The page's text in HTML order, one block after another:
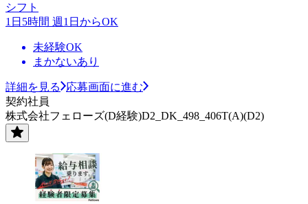
シフト
1日5時間 週1日からOK
未経験OK
まかないあり
詳細を見る
応募画面に進む
契約社員
株式会社フェローズ(D経験)D2_DK_498_406T(A)(D2)